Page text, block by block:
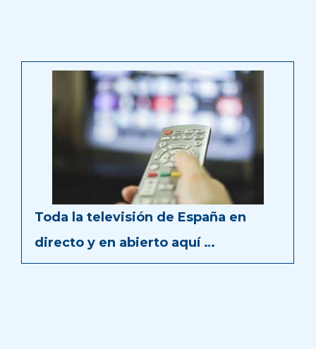
Toda la televisión de España en
directo y en abierto aquí …